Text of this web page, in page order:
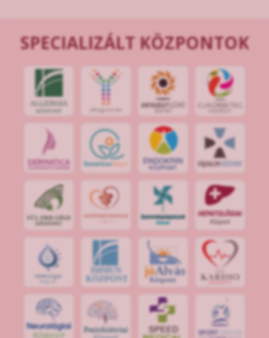
SPECIALIZÁLT KÖZPONTOK
IMMUN
KÖZPONT
jóAlvás
Központ
SPOR